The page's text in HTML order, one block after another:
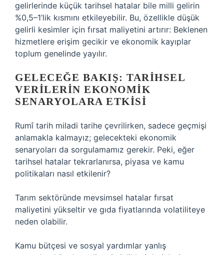
gelirlerinde küçük tarihsel hatalar bile milli gelirin
%0,5–1’lik kısmını etkileyebilir. Bu, özellikle düşük
gelirli kesimler için fırsat maliyetini artırır: Beklenen
hizmetlere erişim gecikir ve ekonomik kayıplar
toplum genelinde yayılır.
GELECEĞE BAKIŞ: TARIHSEL
VERILERIN EKONOMIK
SENARYOLARA ETKISI
Rumî tarih miladi tarihe çevrilirken, sadece geçmişi
anlamakla kalmayız; gelecekteki ekonomik
senaryoları da sorgulamamız gerekir. Peki, eğer
tarihsel hatalar tekrarlanırsa, piyasa ve kamu
politikaları nasıl etkilenir?
Tarım sektöründe mevsimsel hatalar fırsat
maliyetini yükseltir ve gıda fiyatlarında volatiliteye
neden olabilir.
Kamu bütçesi ve sosyal yardımlar yanlış